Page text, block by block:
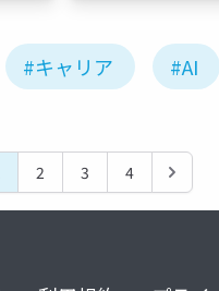
#キャリア #AI
2 3 4